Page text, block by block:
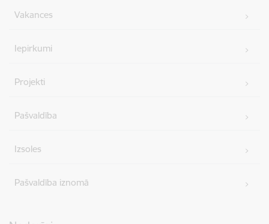
Vakances
Iepirkumi
Projekti
Pašvaldība
Izsoles
Pašvaldība iznomā